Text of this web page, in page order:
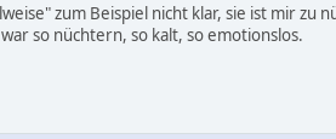
zum Beispiel nicht klar, sie ist mir zu
so nüchtern, so kalt, so emotionslos.